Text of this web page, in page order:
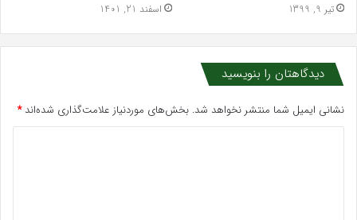
تیر 9, 1399 اسفند 21, 1401
دیدگاهتان را بنویسید
نشانی ایمیل شما منتشر نخواهد شد. بخش‌های موردنیاز علامت‌گذاری شده‌اند*